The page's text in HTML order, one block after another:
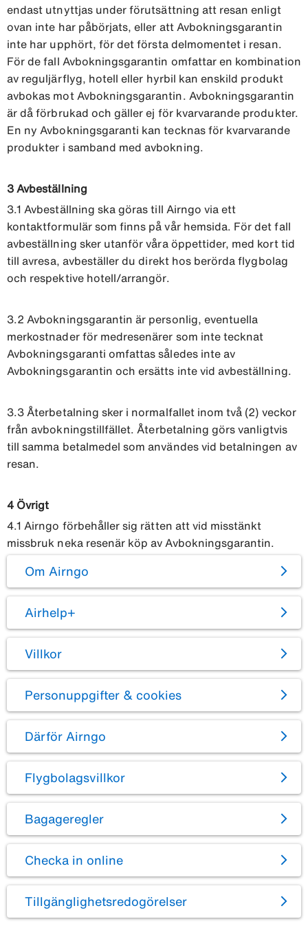
endast utnyttjas under förutsättning att resan enligt
ovan inte har påbörjats, eller att Avbokningsgarantin
inte har upphört, för det första delmomentet i resan.
För de fall Avbokningsgarantin omfattar en kombination
av reguljärflyg, hotell eller hyrbil kan enskild produkt
avbokas mot Avbokningsgarantin. Avbokningsgarantin
är då förbrukad och gäller ej för kvarvarande produkter.
En ny Avbokningsgaranti kan tecknas för kvarvarande
produkter i samband med avbokning.
3 Avbeställning
3.1 Avbeställning ska göras till Airngo via ett
kontaktformulär som finns på vår hemsida. För det fall
avbeställning sker utanför våra öppettider, med kort tid
till avresa, avbeställer du direkt hos berörda flygbolag
och respektive hotell/arrangör.
3.2 Avbokningsgarantin är personlig, eventuella
merkostnader för medresenärer som inte tecknat
Avbokningsgaranti omfattas således inte av
Avbokningsgarantin och ersätts inte vid avbeställning.
3.3 Återbetalning sker i normalfallet inom två (2) veckor
från avbokningstillfället. Återbetalning görs vanligtvis
till samma betalmedel som användes vid betalningen av
resan.
4 Övrigt
4.1 Airngo förbehåller sig rätten att vid misstänkt
missbruk neka resenär köp av Avbokningsgarantin.
Om Airngo
Airhelp+
Villkor
Personuppgifter & cookies
Därför Airngo
Flygbolagsvillkor
Bagageregler
Checka in online
Tillgänglighetsredogörelser